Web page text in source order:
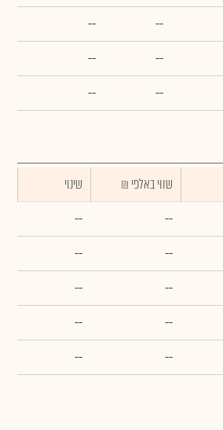
--
--
--
--
--
--
₪ שווי באלפי
שינוי
--
--
--
--
--
--
--
--
--
--